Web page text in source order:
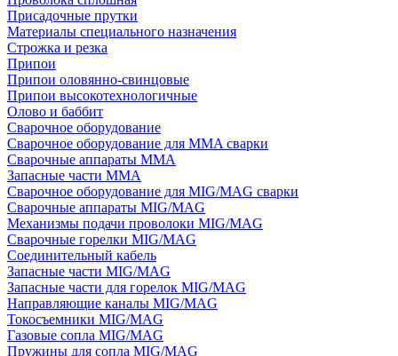
Присадочные прутки
Материалы специального назначения
Строжка и резка
Припои
Припои оловянно-свинцовые
Припои высокотехнологичные
Олово и баббит
Сварочное оборудование
Сварочное оборудование для MMA сварки
Сварочные аппараты MMA
Запасные части MMA
Сварочное оборудование для MIG/MAG сварки
Сварочные аппараты MIG/MAG
Механизмы подачи проволоки MIG/MAG
Сварочные горелки MIG/MAG
Соединительный кабель
Запасные части MIG/MAG
Запасные части для горелок MIG/MAG
Направляющие каналы MIG/MAG
Токосъемники MIG/MAG
Газовые сопла MIG/MAG
Пружины для сопла MIG/MAG